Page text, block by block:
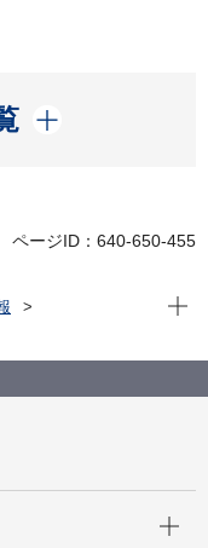
ページID：640-650-455
る、毎月末現在）
現在